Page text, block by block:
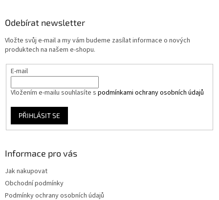
Odebírat newsletter
Vložte svůj e-mail a my vám budeme zasílat informace o nových
produktech na našem e-shopu.
E-mail
Vložením e-mailu souhlasíte s podmínkami ochrany osobních údajů
PŘIHLÁSIT SE
Informace pro vás
Jak nakupovat
Obchodní podmínky
Podmínky ochrany osobních údajů